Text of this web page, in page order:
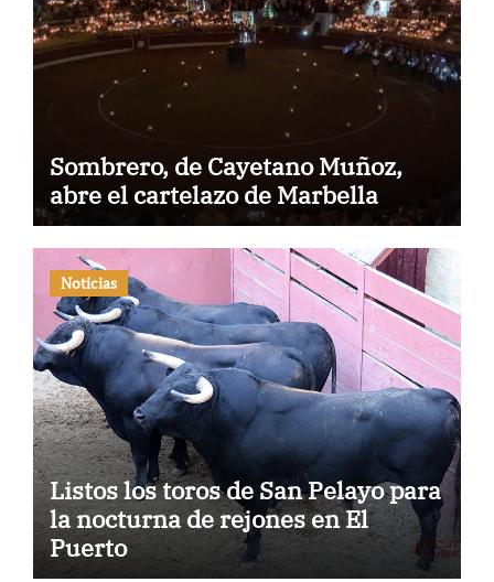
Sombrero, de Cayetano Muñoz,
abre el cartelazo de Marbella
Noticias
Listos los toros de San Pelayo para
la nocturna de rejones en El
Puerto